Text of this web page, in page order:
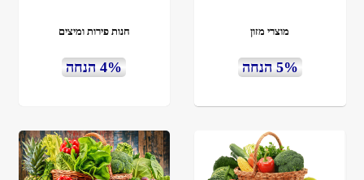
מוצרי מזון
5% הנחה
חנות פירות ומיצים
4% הנחה